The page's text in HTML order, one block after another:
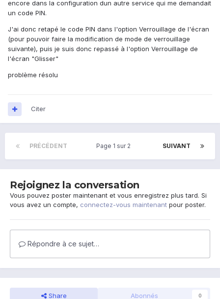
encore dans la configuration dun autre service qui me demandait
un code PIN.
J'ai donc retapé le code PIN dans l'option Verrouillage de l'écran
(pour pouvoir faire la modification de mode de verrouillage
suivante), puis je suis donc repassé à l'option Verrouillage de
l'écran "Glisser"
problème résolu
Citer
PRÉCÉDENT SUIVANT
Page 1 sur 2
Rejoignez la conversation
Vous pouvez poster maintenant et vous enregistrez plus tard. Si
vous avez un compte, connectez-vous maintenant pour poster.
Répondre à ce sujet…
Share Abonnés 0